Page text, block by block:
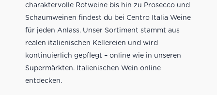
charaktervolle Rotweine bis hin zu Prosecco und
Schaumweinen findest du bei Centro Italia Weine
für jeden Anlass. Unser Sortiment stammt aus
realen italienischen Kellereien und wird
kontinuierlich gepflegt – online wie in unseren
Supermärkten. Italienischen Wein online
entdecken.